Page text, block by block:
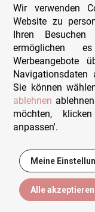
2,00 €
Wir
© Puzzlewelt
Wir verwenden
Website zu
Ihren
ermöglichen
Werbeangebote
Sie können
ablehnen
möchten,
anpassen'.
Meine
Alle akzeptieren